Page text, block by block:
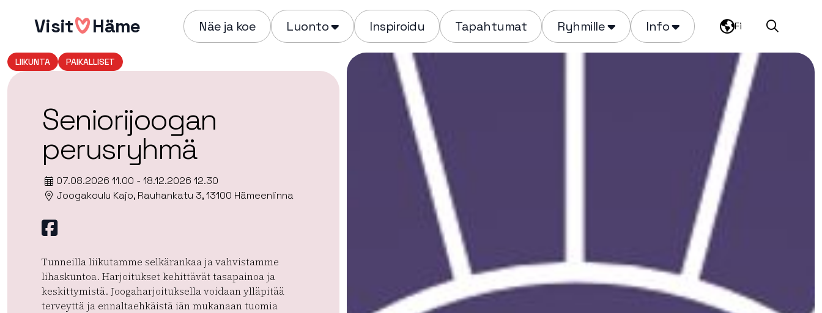
sisältöönVisit Häme Näe ja koe Luonto Inspiroidu Tapahtumat Ryhmille Info Fi Haku
LIIKUNTA PAIKALLISET
Seniorijoogan
perusryhmä
07.08.2026 11.00 - 18.12.2026 12.30
Joogakoulu Kajo, Rauhankatu 3, 13100 Hämeenlinna
Facebook
Tunneilla liikutamme selkärankaa ja vahvistamme
lihaskuntoa. Harjoitukset kehittävät tasapainoa ja
keskittymistä. Joogaharjoituksella voidaan ylläpitää
terveyttä ja ennaltaehkäistä iän mukanaan tuomia